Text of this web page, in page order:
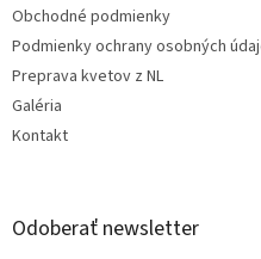
Obchodné podmienky
Podmienky ochrany osobných
Preprava kvetov z NL
Galéria
Kontakt
Odoberať newsletter